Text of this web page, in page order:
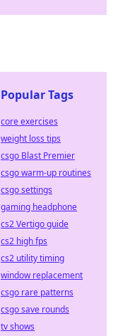
Popular Tags
core exercises
weight loss tips
csgo Blast Premier
csgo warm-up routines
csgo settings
gaming headphone
cs2 Vertigo guide
cs2 high fps
cs2 utility timing
window replacement
csgo rare patterns
csgo save rounds
tv shows